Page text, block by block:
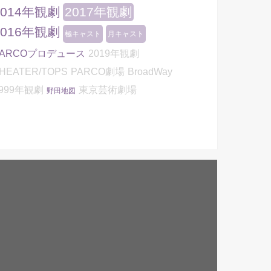
年観劇 2017年観劇
年観劇
極キャスト 月キャスト
プロデュース 2019年観劇
TOPS PARCO劇場 BroadWay
年観劇
野田地図 東京芸術劇場